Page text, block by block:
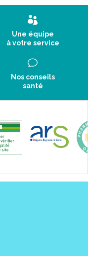
Une équipe
à votre service
Nos conseils
santé